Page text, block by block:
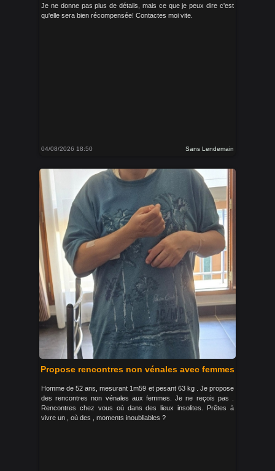
Je ne donne pas plus de détails, mais ce que je peux dire c'est
qu'elle sera bien récompensée! Contactes moi vite.
04/08/2026 18:50 Sans Lendemain
Propose rencontres non vénales avec femmes
Homme de 52 ans, mesurant 1m59 et pesant 63 kg . Je propose
des rencontres non vénales aux femmes. Je ne reçois pas .
Rencontres chez vous où dans des lieux insolites. Prêtes à
vivre un , où des , moments inoubliables ?